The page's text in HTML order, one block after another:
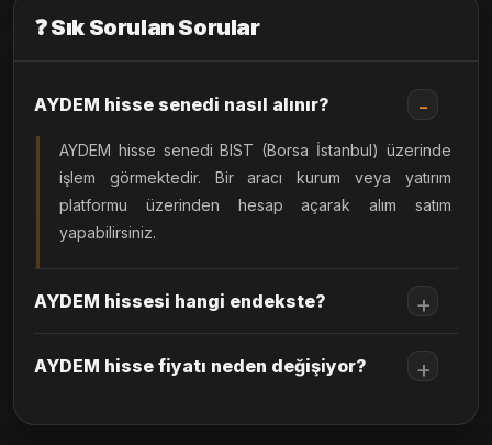
❓ Sık Sorulan Sorular
AYDEM hisse senedi nasıl alınır?
AYDEM hisse senedi BIST (Borsa İstanbul) üzerinde
işlem görmektedir. Bir aracı kurum veya yatırım
platformu üzerinden hesap açarak alım satım
yapabilirsiniz.
AYDEM hissesi hangi endekste?
AYDEM hisse fiyatı neden değişiyor?